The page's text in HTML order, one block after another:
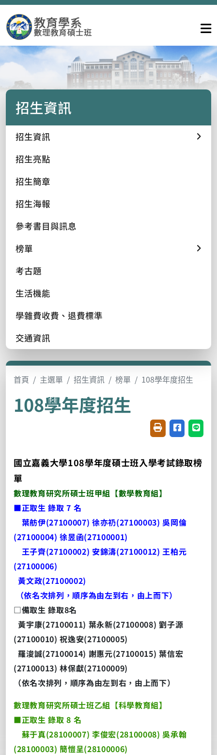
招生資訊
招生資訊
招生亮點
招生簡章
招生海報
參考書目與訊息
榜單
考古題
生活機能
學雜費收費、退費標準
交通資訊
首頁 主選單 招生資訊 榜單 108學年度招生
108學年度招生
友善列印(開新視
分享至臉書
分享
國立嘉義大學108學年度碩士班入學考試錄取榜
單
數理教育研究所碩士班甲組【數學教育組】
■正取生 錄取 7 名
葉舫伊(27100007) 徐亦礽(27100003) 吳岡倫
(27100004) 徐昱函(27100001)
王子齊(27100002) 安錦濤(27100012) 王柏元
(27100006)
黃文政(27100002)
（依名次排列，順序為由左到右，由上而下）
□備取生 錄取8名
黃宇康(27100011) 葉永新(27100008) 劉子源
(27100010) 祝逸安(27100005)
羅浚誠(27100014) 謝惠元(27100015) 葉信宏
(27100013) 林保獻(27100009)
（依名次排列，順序為由左到右，由上而下）
數理教育研究所碩士班乙組【科學教育組】
■正取生 錄取 8 名
蘇于真(28100007) 李俊宏(28100008) 吳承翰
(28100003) 簡愷呈(28100006)